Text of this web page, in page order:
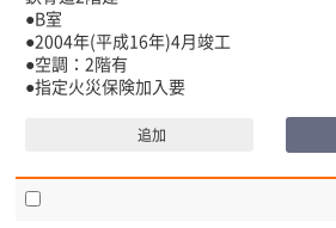
●B室
●2004年(平成16年)4月竣工
●空調：2階有
●指定火災保険加入要
追加